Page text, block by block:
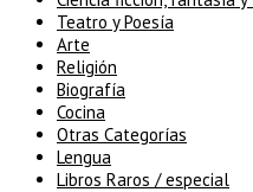
Teatro y Poesía
Arte
Religión
Biografía
Cocina
Otras Categorías
Lengua
Libros Raros / especial